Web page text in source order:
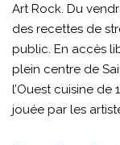
Art Rock. Du
des recettes de
public. En accès
plein centre de
l’Ouest cuisine de
jouée par les